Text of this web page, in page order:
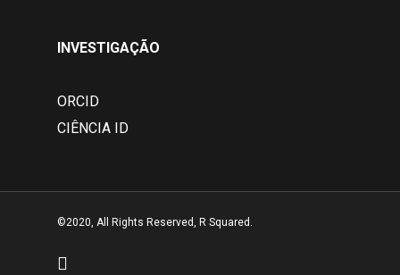
INVESTIGAÇÃO
ORCID
CIÊNCIA ID
©2020, All Rights Reserved, R Squared.